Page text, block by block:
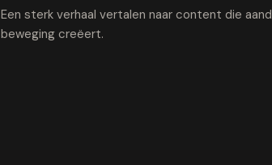
Een sterk verhaal vertalen naar content die
beweging creëert.